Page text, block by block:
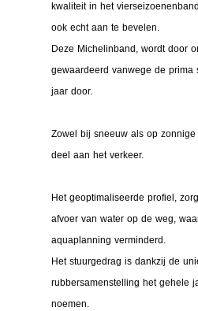
kwaliteit in het
ook echt aan te bevelen.
Deze Michelinband, wordt door
gewaardeerd vanwege de prima
jaar door.
Zowel bij sneeuw als op
deel aan het verkeer.
Het geoptimaliseerde profiel,
afvoer van water op de weg,
aquaplanning verminderd.
Het stuurgedrag is dankzij de
rubbersamenstelling het gehele
noemen.